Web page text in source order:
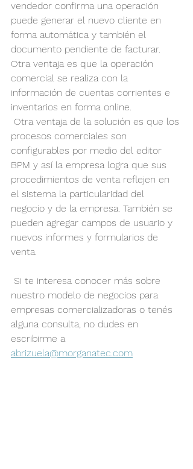
vendedor confirma una operación
puede generar el nuevo cliente en
forma automática y también el
documento pendiente de facturar.
Otra ventaja es que la operación
comercial se realiza con la
información de cuentas corrientes e
inventarios en forma online.
procesos comerciales son
configurables por medio del editor
BPM y así la empresa logra que sus
procedimientos de venta reflejen en
el sistema la particularidad del
negocio y de la empresa. También se
pueden agregar campos de usuario y
nuevos informes y formularios de
venta.
nuestro modelo de negocios para
empresas comercializadoras o tenés
alguna consulta, no dudes en
escribirme a
abrizuela@morganatec.com